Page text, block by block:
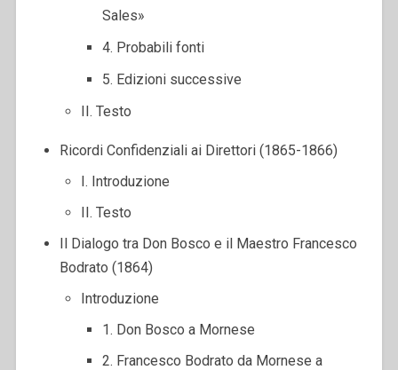
Sales»
4. Probabili fonti
5. Edizioni successive
II. Testo
Ricordi Confidenziali ai Direttori (1865-1866)
I. Introduzione
II. Testo
Il Dialogo tra Don Bosco e il Maestro Francesco
Bodrato (1864)
Introduzione
1. Don Bosco a Mornese
2. Francesco Bodrato da Mornese a